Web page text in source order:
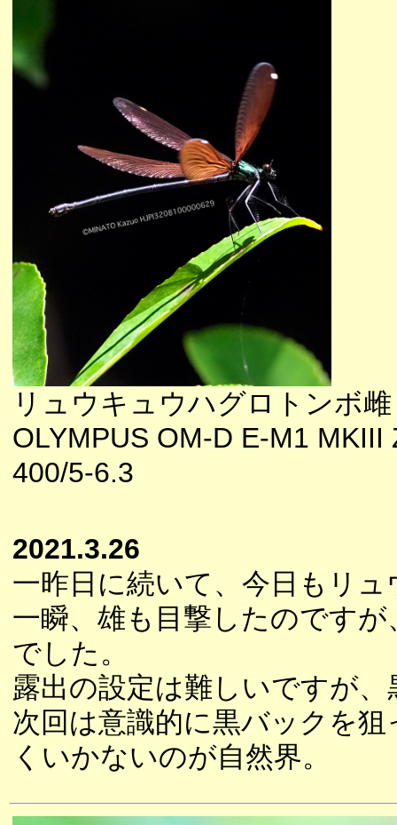
リュウキュウハグロトンボ雌
OLYMPUS OM-D E-M1 MKIII
400/5-6.3
2021.3.26
一昨日に続いて、今日もリ
一瞬、雄も目撃したのです
でした。
露出の設定は難しいですが
次回は意識的に黒バックを
くいかないのが自然界。